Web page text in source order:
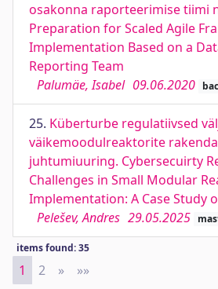
osakonna raporteerimise tiimi
Preparation for Scaled Agile
Implementation Based on a
Reporting Team
Palumäe, Isabel 09.06.2020
25. Küberturbe regulatiivsed
väikemoodulreaktorite
juhtumiuuring. Cybersecuirty
Challenges in Small Modular
Implementation: A Case Study
Pelešev, Andres 29.05.2025
items found: 35
1 2 » Next
»»